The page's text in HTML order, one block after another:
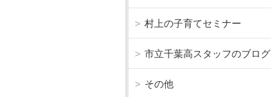
村上の子育てセミナー
市立千葉高スタッフのブログ
その他